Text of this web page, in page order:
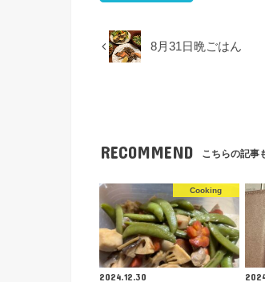
8月31日晩ごはん
RECOMMEND こちらの記事
Cooking
2024.12.30